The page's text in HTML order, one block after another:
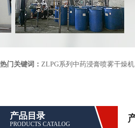
热门关键词： ZLPG系列中药浸膏喷雾干燥机
产品目录
PRODUCTS CATALOG